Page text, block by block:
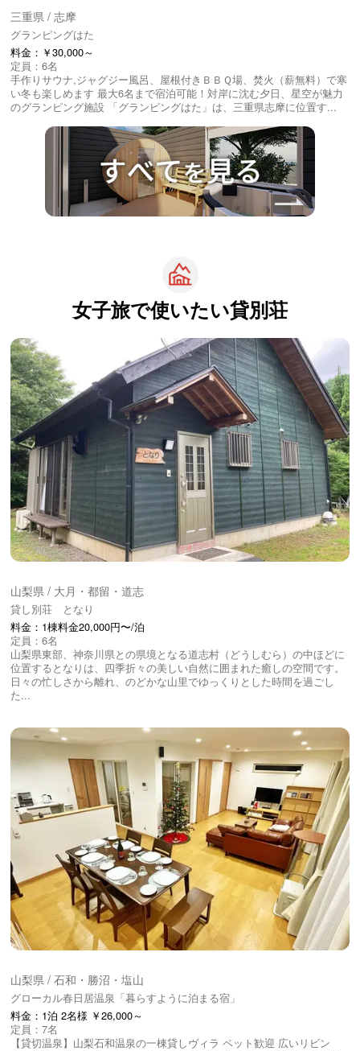
三重県 / 志摩
グランピングはた
料金：￥30,000～
定員：6名
手作りサウナ,ジャグジー風呂、屋根付きＢＢＱ場、焚火（薪無料）で寒
い冬も楽しめます 最大6名まで宿泊可能！対岸に沈む夕日、星空が魅力
のグランピング施設 「グランピングはた」は、三重県志摩に位置す...
女子旅で使いたい貸別荘
山梨県 / 大月・都留・道志
貸し別荘 となり
料金：1棟料金20,000円〜/泊
定員：6名
山梨県東部、神奈川県との県境となる道志村（どうしむら）の中ほどに
位置するとなりは、四季折々の美しい自然に囲まれた癒しの空間です。
日々の忙しさから離れ、のどかな山里でゆっくりとした時間を過ごし
た...
山梨県 / 石和・勝沼・塩山
グローカル春日居温泉「暮らすように泊まる宿」
料金：1泊 2名様 ￥26,000～
定員：7名
【貸切温泉】山梨石和温泉の一棟貸しヴィラ ペット歓迎 広いリビン